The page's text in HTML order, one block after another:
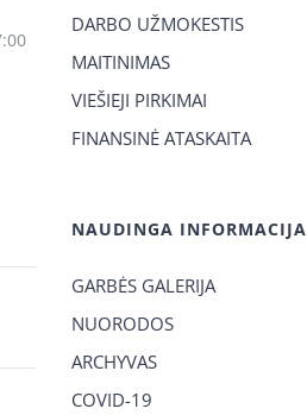
DARBO UŽMOKESTIS
MAITINIMAS
VIEŠIEJI PIRKIMAI
FINANSINĖ ATASKAITA
NAUDINGA INFORMACIJA
GARBĖS GALERIJA
NUORODOS
ARCHYVAS
COVID-19